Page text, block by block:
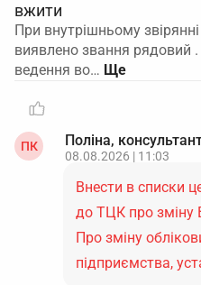
вжити
При внутрішньому
виявлено звання рядовий .
ведення во…
ПК Поліна,
08.08.2026 | 11:03
Внести в списки
до ТЦК про зміну
Про зміну
підприємства,